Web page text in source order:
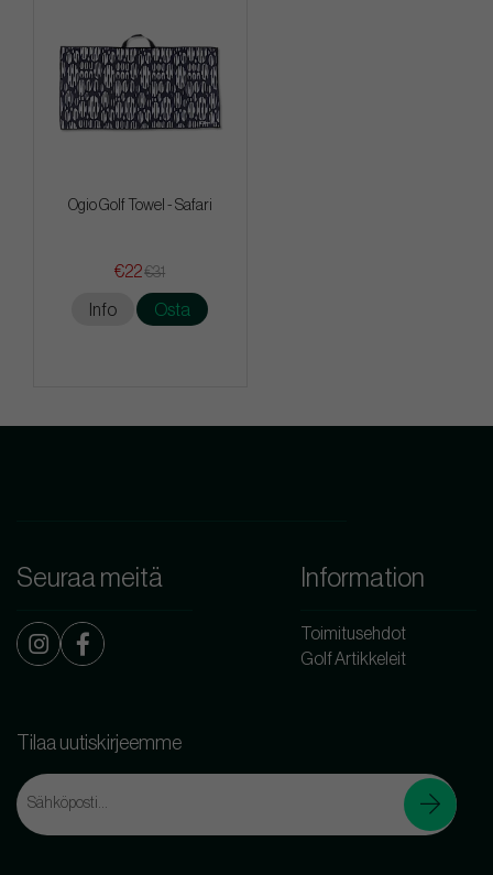
Ogio Golf Towel - Safari
€22€31
Info Osta
Seuraa meitä Information
Toimitusehdot
Golf Artikkeleit
Tilaa uutiskirjeemme